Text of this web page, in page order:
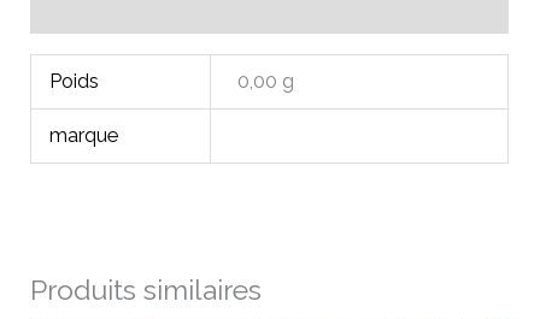
Poids 0,00 g
marque
Produits similaires